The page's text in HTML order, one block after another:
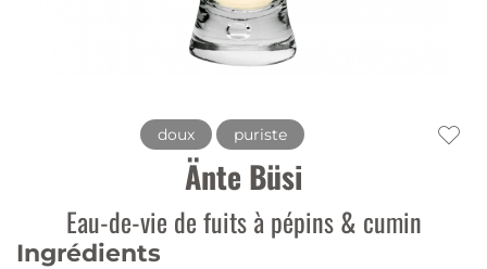
doux puriste
Änte Büsi
Eau-de-vie de fuits à pépins & cumin
Ingrédients